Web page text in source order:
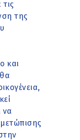
της
και
να